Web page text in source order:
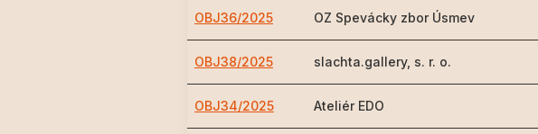
OBJ36/2025 OZ Spevácky zbor Úsmev
OBJ38/2025 slachta.gallery, s. r. o.
OBJ34/2025 Ateliér EDO